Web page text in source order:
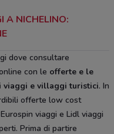
A NICHELINO:
dove consultare
con le offerte e le
e villaggi turistici. In
offerte low cost
viaggi e Lidl viaggi
Prima di partire